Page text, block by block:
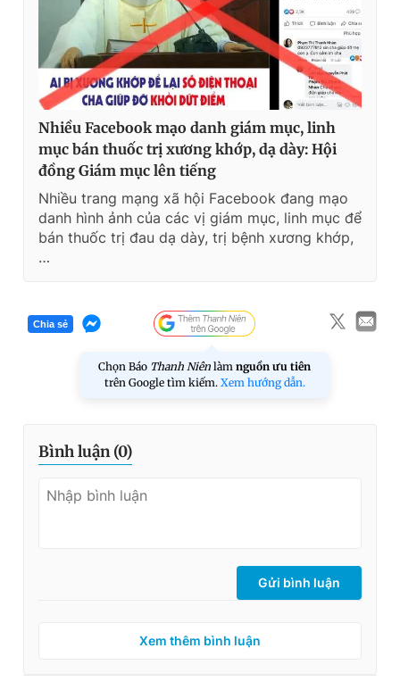
Nhiều Facebook mạo danh giám mục, linh
mục bán thuốc trị xương khớp, dạ dày: Hội
đồng Giám mục lên tiếng
Nhiều trang mạng xã hội Facebook đang mạo
danh hình ảnh của các vị giám mục, linh mục để
bán thuốc trị đau dạ dày, trị bệnh xương khớp,
…
Chia sẻ
Chọn Báo Thanh Niên làm nguồn ưu tiên
trên Google tìm kiếm. Xem hướng dẫn.
Bình luận (0)
Gửi bình luận
Xem thêm bình luận